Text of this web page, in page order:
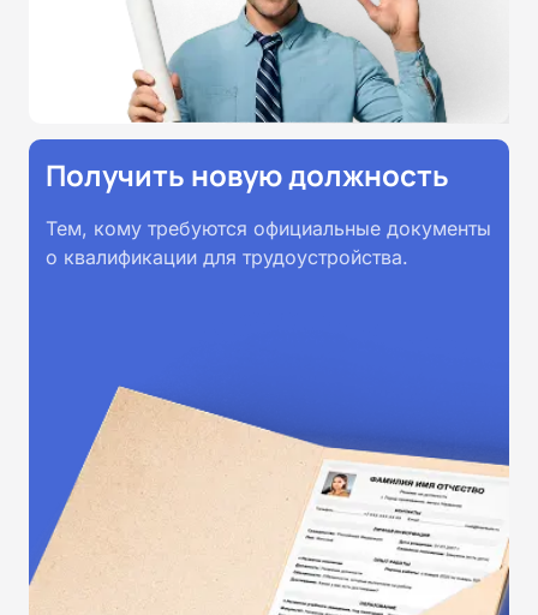
всей России.
Получить новую должность
Тем, кому требуются официальные документы
о квалификации для трудоустройства.